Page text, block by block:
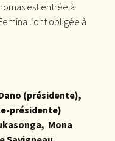
est entrée à
l’ont obligée à
(présidente),
présidente)
Mona